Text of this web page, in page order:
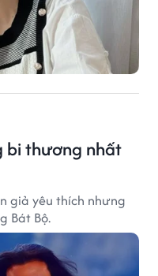
bi thương nhất
giả yêu thích nhưng
Bát Bộ.